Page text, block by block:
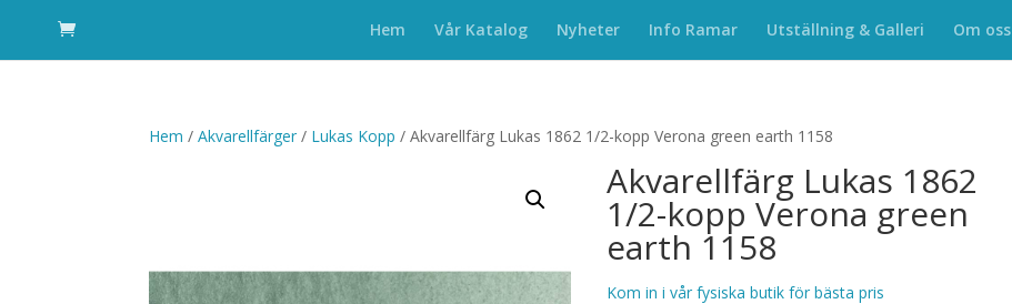
Hem Vår Katalog Nyheter Info Ramar Utställning & Galleri Om oss
Hem /Akvarellfärger / Lukas Kopp / Akvarellfärg Lukas 1862 1/2-kopp Verona green earth 1158
Akvarellfärg Lukas 1862
1/2-kopp Verona green
earth 1158
Kom in i vår fysiska butik för bästa pris